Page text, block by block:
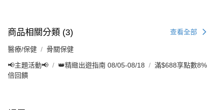
商品相關分類 (3) 查看全部
醫療/保健 骨關保健
📢主題活動📢 👑精緻出遊指南 08/05-08/18
滿$688享點數8%
倍回饋